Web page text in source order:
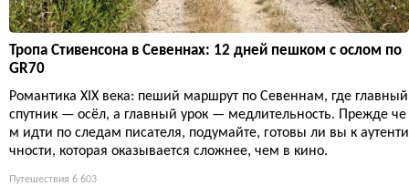
Тропа Стивенсона в Севеннах: 12 дней пешком с ослом по
GR70
Романтика XIX века: пеший маршрут по Севеннам, где главный
спутник — осёл, а главный урок — медлительность. Прежде че
м идти по следам писателя, подумайте, готовы ли вы к аутенти
чности, которая оказывается сложнее, чем в кино.
Путешествия 6 603